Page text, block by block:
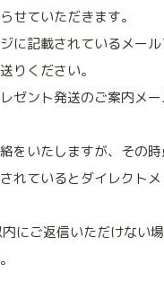
せていただきます。
に記載されているメー
りください。
ゼント発送のご案内メー
をいたしますが、その
れているとダイレクトメ
にご返信いただけない